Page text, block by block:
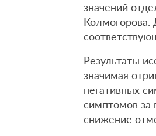
значений
Колмогорова.
Результаты
значимая
негативных
симптомов за
снижение